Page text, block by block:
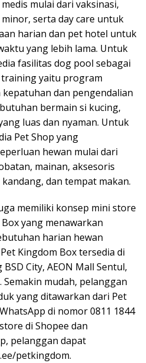
mulai dari vaksinasi,
serta day care untuk
harian dan pet hotel untuk
yang lebih lama. Untuk
fasilitas dog pool sebagai
yaitu program
dan pengendalian
bermain si kucing,
luas dan nyaman. Untuk
Pet Shop yang
hewan mulai dari
mainan, aksesoris
dan tempat makan.
memiliki konsep mini store
yang menawarkan
harian hewan
Kingdom Box tersedia di
City, AEON Mall Sentul,
Semakin mudah, pelanggan
yang ditawarkan dari Pet
di nomor 0811 1844
di Shopee dan
pelanggan dapat
petkingdom.